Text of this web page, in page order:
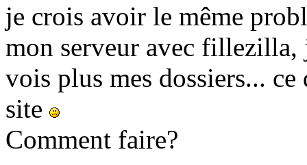
je crois avoir le même
mon serveur avec fillezilla,
vois plus mes dossiers...
site
Comment faire?